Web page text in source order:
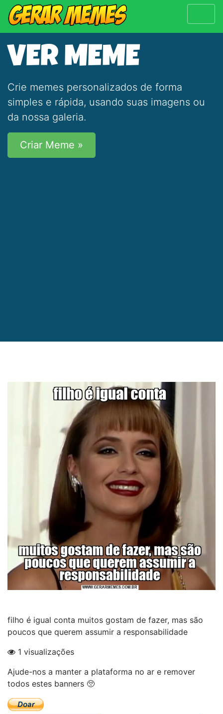
VER MEME
Crie memes personalizados de forma
simples e rápida, usando suas imagens ou
da nossa galeria.
Criar Meme »
filho é igual conta muitos gostam de fazer, mas são
poucos que querem assumir a responsabilidade
1 visualizações
Ajude-nos a manter a plataforma no ar e remover
todos estes banners 🥺